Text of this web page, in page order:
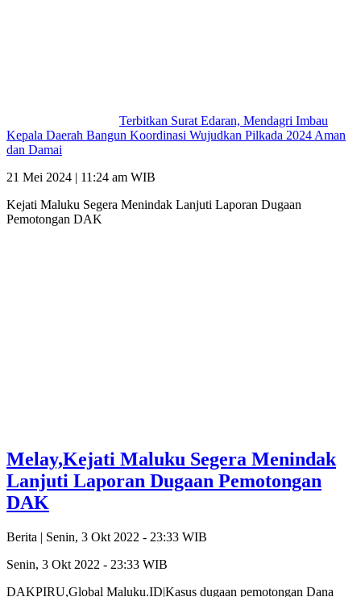
Terbitkan Surat Edaran, Mendagri Imbau
Kepala Daerah Bangun Koordinasi Wujudkan Pilkada 2024 Aman
dan Damai
21 Mei 2024 | 11:24 am WIB
Kejati Maluku Segera Menindak Lanjuti Laporan Dugaan
Pemotongan DAK
Melay,Kejati Maluku Segera Menindak
Lanjuti Laporan Dugaan Pemotongan
DAK
Berita | Senin, 3 Okt 2022 - 23:33 WIB
Senin, 3 Okt 2022 - 23:33 WIB
DAKPIRU,Global Maluku.ID|Kasus dugaan pemotongan Dana